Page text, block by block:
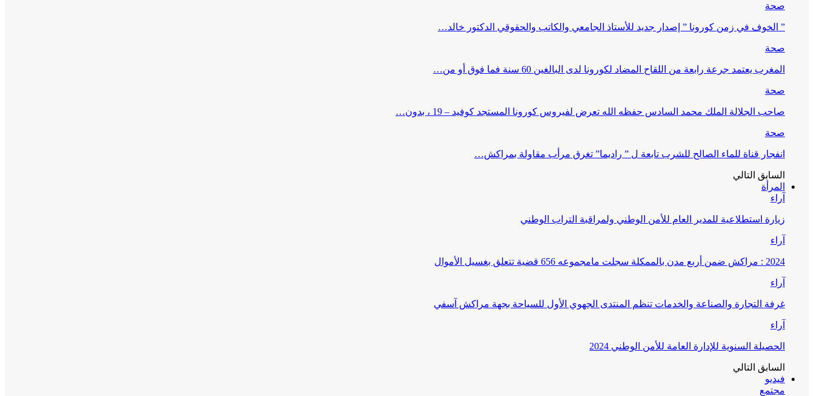
صحة
” الخوف في زمن كورونا ” إصدار جديد للأستاذ الجامعي والكاتب والحقوقي الدكتور خالد…
صحة
المغرب يعتمد جرعة رابعة من اللقاح المضاد لكورونا لدى البالغين 60 سنة فما فوق أو من…
صحة
صاحب الجلالة الملك محمد السادس حفظه الله تعرض لفيروس كورونا المستجد كوفيد – 19 ، بدون…
صحة
انفجار قناة للماء الصالح للشرب تابعة ل ” راديما” تغرق مرأب مقاولة بمراكش…
السابق التالي
المرأة
آراء
زيارة استطلاعية للمدير العام للأمن الوطني ولمراقبة التراب الوطني
آراء
2024 : مراكش ضمن أربع مدن بالممكلة سجلت مامجموعه 656 قضية تتعلق بغسيل الأموال
آراء
غرفة التجارة والصناعة والخدمات تنظم المنتدى الجهوي الأول للسياحة بجهة مراكش آسفي
آراء
الحصيلة السنوية للإدارة العامة للأمن الوطني 2024
السابق التالي
فيديو
مجتمع